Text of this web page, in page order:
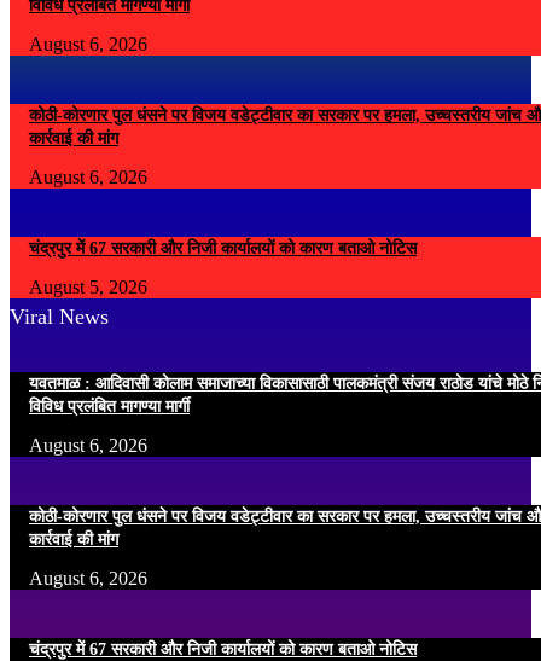
विविध प्रलंबित मागण्या मार्गी
August 6, 2026
कोठी-कोरणार पुल धंसने पर विजय वडेट्टीवार का सरकार पर हमला, उच्चस्तरीय जांच
कार्रवाई की मांग
August 6, 2026
चंद्रपुर में 67 सरकारी और निजी कार्यालयों को कारण बताओ नोटिस
August 5, 2026
Viral News
यवतमाळ : आदिवासी कोलाम समाजाच्या विकासासाठी पालकमंत्री संजय राठोड यांचे मोठे
विविध प्रलंबित मागण्या मार्गी
August 6, 2026
कोठी-कोरणार पुल धंसने पर विजय वडेट्टीवार का सरकार पर हमला, उच्चस्तरीय जांच
कार्रवाई की मांग
August 6, 2026
चंद्रपुर में 67 सरकारी और निजी कार्यालयों को कारण बताओ नोटिस